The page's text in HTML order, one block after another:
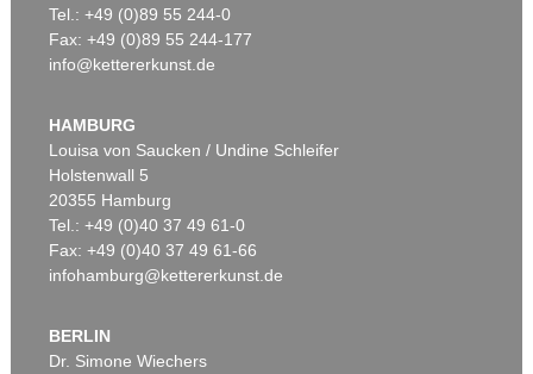
Auktion 535 - Lot 10
Ergebnis:€ 4.750.000
Tel.: +49 (0)89 55 244-0
Fax: +49 (0)89 55 244-177
info@kettererkunst.de
HAMBURG
Louisa von Saucken / Undine Schleifer
Holstenwall 5
20355 Hamburg
Tel.: +49 (0)40 37 49 61-0
Fax: +49 (0)40 37 49 61-66
infohamburg@kettererkunst.de
BERLIN
Dr. Simone Wiechers